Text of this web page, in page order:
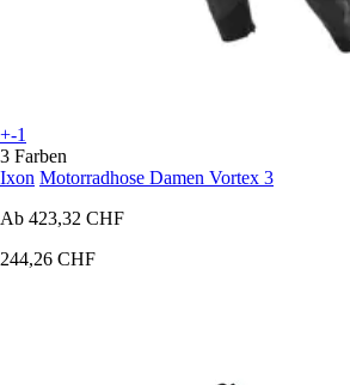
+-1
3 Farben
Ixon Motorradhose Damen Vortex 3
Ab 423,32 CHF
244,26 CHF